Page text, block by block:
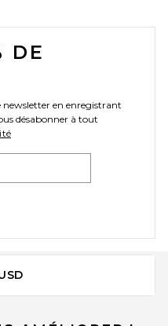
DE
newsletter en enregistrant
désabonner à tout
Country Regions